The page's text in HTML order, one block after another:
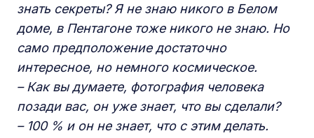
знать секреты? Я не знаю никого в Белом
доме, в Пентагоне тоже никого не знаю. Но
само предположение достаточно
интересное, но немного космическое.
– Как вы думаете, фотография человека
позади вас, он уже знает, что вы сделали?
– 100 % и он не знает, что с этим делать.